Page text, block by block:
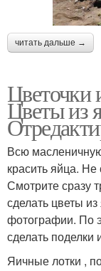
читать дальше →
Цветочки
Цветы из
Всю
красить яйца.
Смотрите сразу
сделать цветы
фотографии. По
сделать поделки
Яичные лотки ,